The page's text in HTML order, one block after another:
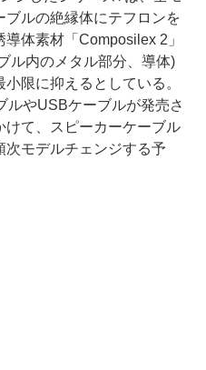
ルの絶縁体にテフロンを
体素材「Composilex 2」
ル内のメタル部分、導体)
限に抑えるとしている。
ルやUSBケーブルが発売さ
けて、スピーカーケーブル
モデルチェンジする予